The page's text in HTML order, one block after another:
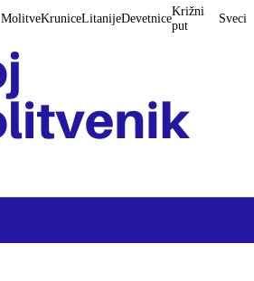
MolitveKruniceLitanijeDevetnice
Križni
put
Sveci